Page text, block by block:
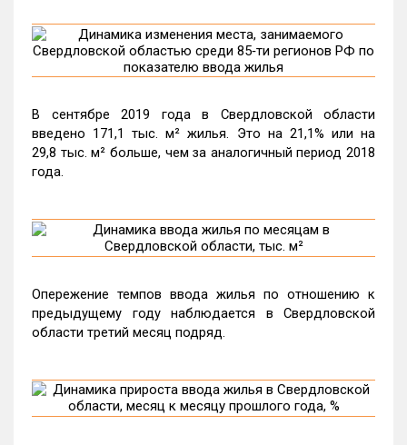
В сентябре 2019 года в Свердловской области
введено 171,1 тыс. м² жилья. Это на 21,1% или на
29,8 тыс. м² больше, чем за аналогичный период 2018
года.
Опережение темпов ввода жилья по отношению к
предыдущему году наблюдается в Свердловской
области третий месяц подряд.